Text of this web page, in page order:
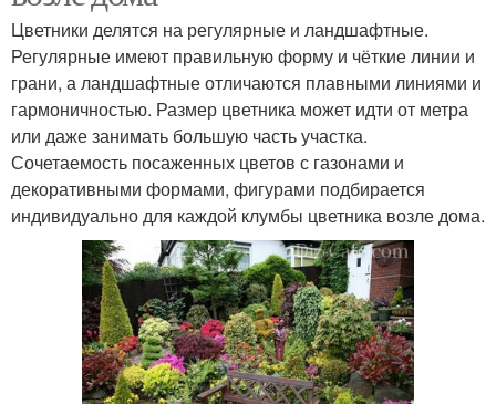
Цветники делятся на регулярные и ландшафтные.
Регулярные имеют правильную форму и чёткие линии и
грани, а ландшафтные отличаются плавными линиями и
гармоничностью. Размер цветника может идти от метра
или даже занимать большую часть участка.
Сочетаемость посаженных цветов с газонами и
декоративными формами, фигурами подбирается
индивидуально для каждой клумбы цветника возле дома.